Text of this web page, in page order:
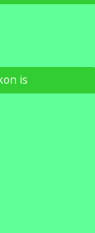
is